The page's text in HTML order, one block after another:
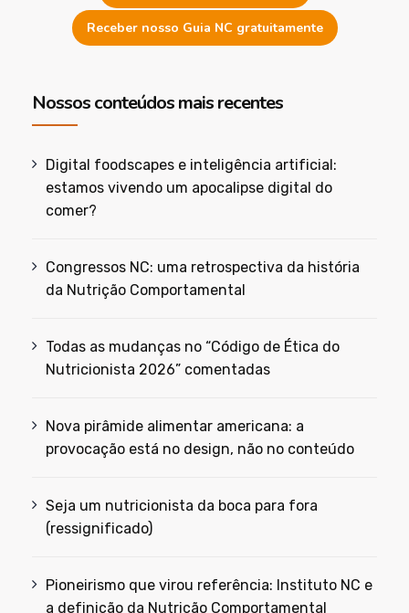
Receber nosso Guia NC gratuitamente
Nossos conteúdos mais recentes
Digital foodscapes e inteligência artificial:
estamos vivendo um apocalipse digital do
comer?
Congressos NC: uma retrospectiva da história
da Nutrição Comportamental
Todas as mudanças no “Código de Ética do
Nutricionista 2026” comentadas
Nova pirâmide alimentar americana: a
provocação está no design, não no conteúdo
Seja um nutricionista da boca para fora
(ressignificado)
Pioneirismo que virou referência: Instituto NC e
a definição da Nutrição Comportamental